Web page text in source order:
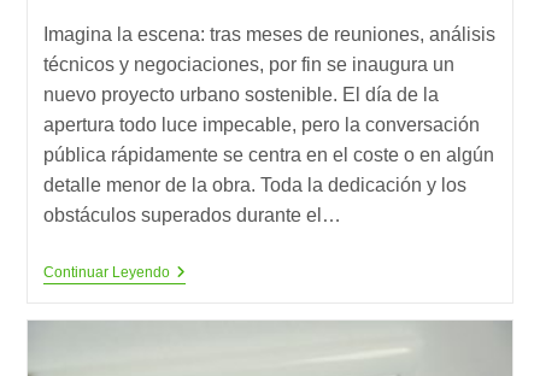
entrada:
entrada:
Imagina la escena: tras meses de reuniones, análisis
técnicos y negociaciones, por fin se inaugura un
nuevo proyecto urbano sostenible. El día de la
apertura todo luce impecable, pero la conversación
pública rápidamente se centra en el coste o en algún
detalle menor de la obra. Toda la dedicación y los
obstáculos superados durante el…
Continuar LeyendoLa